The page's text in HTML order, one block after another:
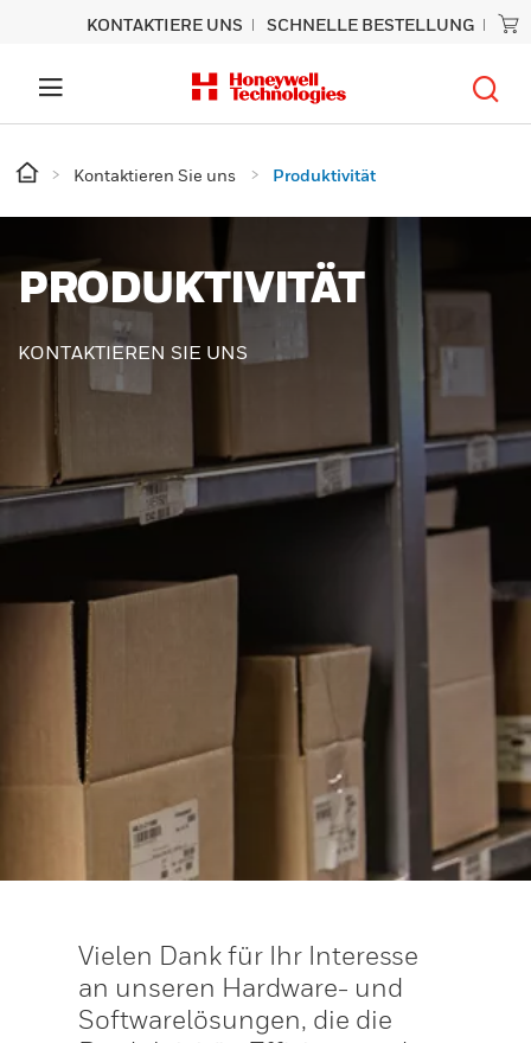
KONTAKTIERE UNS SCHNELLE BESTELLUNG
Kontaktieren Sie uns Produktivität
PRODUKTIVITÄT
KONTAKTIEREN SIE UNS
Vielen Dank für Ihr Interesse
an unseren Hardware- und
Softwarelösungen, die die